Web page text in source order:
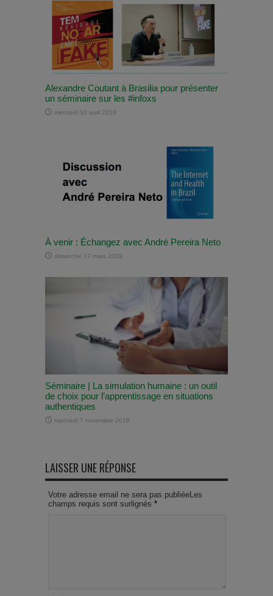
Alexandre Coutant à Brasilia pour présenter
un séminaire sur les #infoxs
mercredi 10 avril 2019
À venir : Échangez avec André Pereira Neto
dimanche 17 mars 2019
Séminaire | La simulation humaine : un outil
de choix pour l’apprentissage en situations
authentiques
mercredi 7 novembre 2018
LAISSER UNE RÉPONSE
Votre adresse email ne sera pas publiéeLes
champs requis sont surlignés *